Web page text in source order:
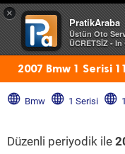
×
PratikAraba
Üstün Oto
ÜCRETSİZ -
2007 Bmw 1 Serisi
Bmw 1 Serisi
Düzenli periyodik ile